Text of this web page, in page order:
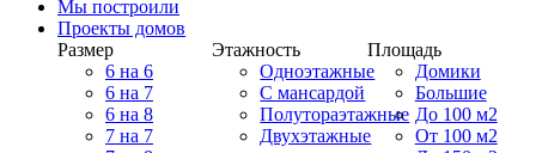
Мы построили
Проекты домов
Размер
6 на 6
6 на 7
6 на 8
7 на 7
Этажность
Одноэтажные
С мансардой
Полутораэтажные
Двухэтажные
Площадь
Домики
Большие
До 100 м2
От 100 м2